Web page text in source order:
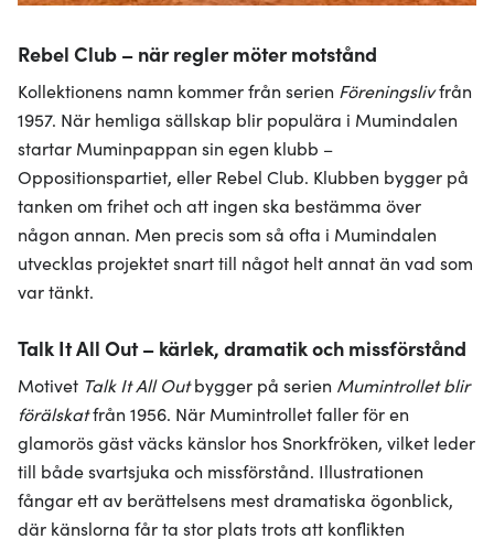
Rebel Club – när regler möter motstånd
Kollektionens namn kommer från serien Föreningslivfrån
1957. När hemliga sällskap blir populära i Mumindalen
startar Muminpappan sin egen klubb –
Oppositionspartiet, eller Rebel Club. Klubben bygger på
tanken om frihet och att ingen ska bestämma över
någon annan. Men precis som så ofta i Mumindalen
utvecklas projektet snart till något helt annat än vad som
var tänkt.
Talk It All Out – kärlek, dramatik och missförstånd
Motivet Talk It All Outbygger på serien Mumintrollet blir
förälskatfrån 1956. När Mumintrollet faller för en
glamorös gäst väcks känslor hos Snorkfröken, vilket leder
till både svartsjuka och missförstånd. Illustrationen
fångar ett av berättelsens mest dramatiska ögonblick,
där känslorna får ta stor plats trots att konflikten